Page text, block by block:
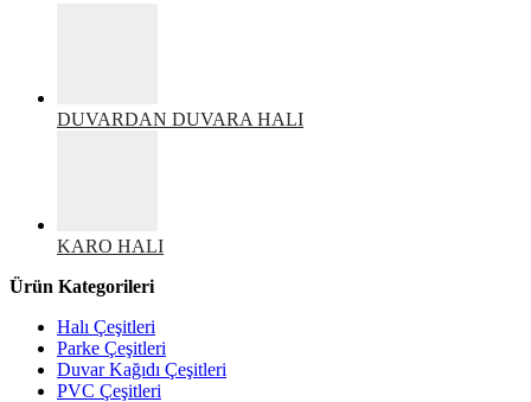
DUVARDAN DUVARA HALI
KARO HALI
Ürün Kategorileri
Halı Çeşitleri
Parke Çeşitleri
Duvar Kağıdı Çeşitleri
PVC Çeşitleri